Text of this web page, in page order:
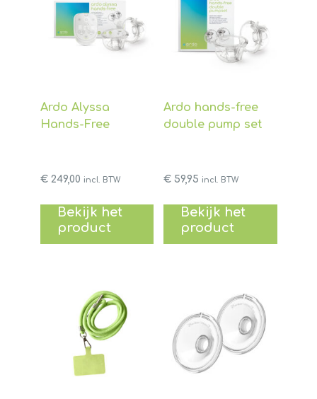
Ardo Alyssa
Hands-Free
€249,00 incl. BTW
Bekijk het
product
Ardo hands-free
double pump set
€59,95 incl. BTW
Bekijk het
product